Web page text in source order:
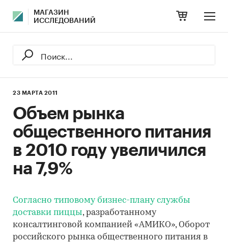
МАГАЗИН
ИССЛЕДОВАНИЙ
23 МАРТА 2011
Объем рынка
общественного питания
в 2010 году увеличился
на 7,9%
Согласно типовому бизнес-плану службы
доставки пиццы, разработанному
консалтинговой компанией «АМИКО», Оборот
российского рынка общественного питания в